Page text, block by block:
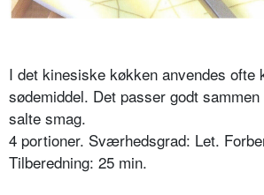
I det kinesiske køkken anvendes ofte
sødemiddel. Det passer godt
salte smag.
4 portioner. Sværhedsgrad: Let.
Tilberedning: 25 min.